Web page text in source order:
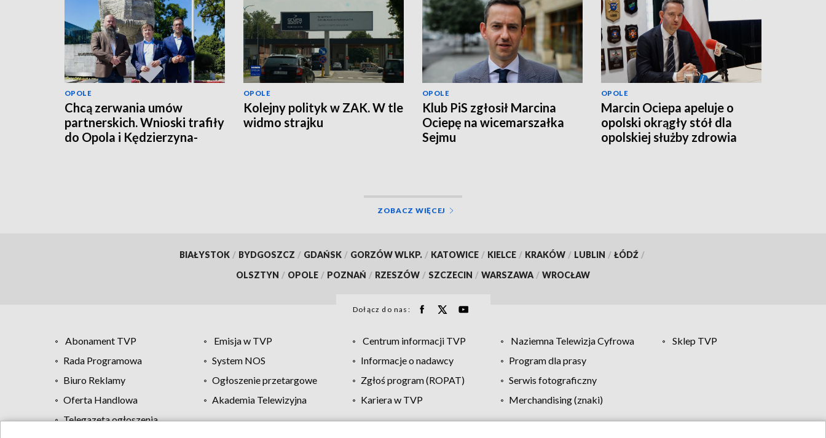
OPOLE
Chcą zerwania umów
partnerskich. Wnioski trafiły
do Opola i Kędzierzyna-
OPOLE
Kolejny polityk w ZAK. W tle
widmo strajku
OPOLE
Klub PiS zgłosił Marcina
Ociepę na wicemarszałka
Sejmu
OPOLE
Marcin Ociepa apeluje o
opolski okrągły stół dla
opolskiej służby zdrowia
ZOBACZ WIĘCEJ
BIAŁYSTOK / BYDGOSZCZ / GDAŃSK / GORZÓW WLKP. / KATOWICE / KIELCE / KRAKÓW / LUBLIN / ŁÓDŹ /
OLSZTYN / OPOLE / POZNAŃ / RZESZÓW / SZCZECIN / WARSZAWA / WROCŁAW
Dołącz do nas:
Abonament TVP Emisja w TVP Centrum informacji TVP Naziemna Telewizja Cyfrowa
Sklep TVP
Rada Programowa
System NOS Informacje o nadawcy
Program dla prasy
Biuro Reklamy
Ogłoszenie przetargowe Zgłoś program (ROPAT)
Serwis fotograficzny
Oferta Handlowa
Akademia Telewizyjna Kariera w TVP
Merchandising (znaki)
Telegazeta ogłoszenia